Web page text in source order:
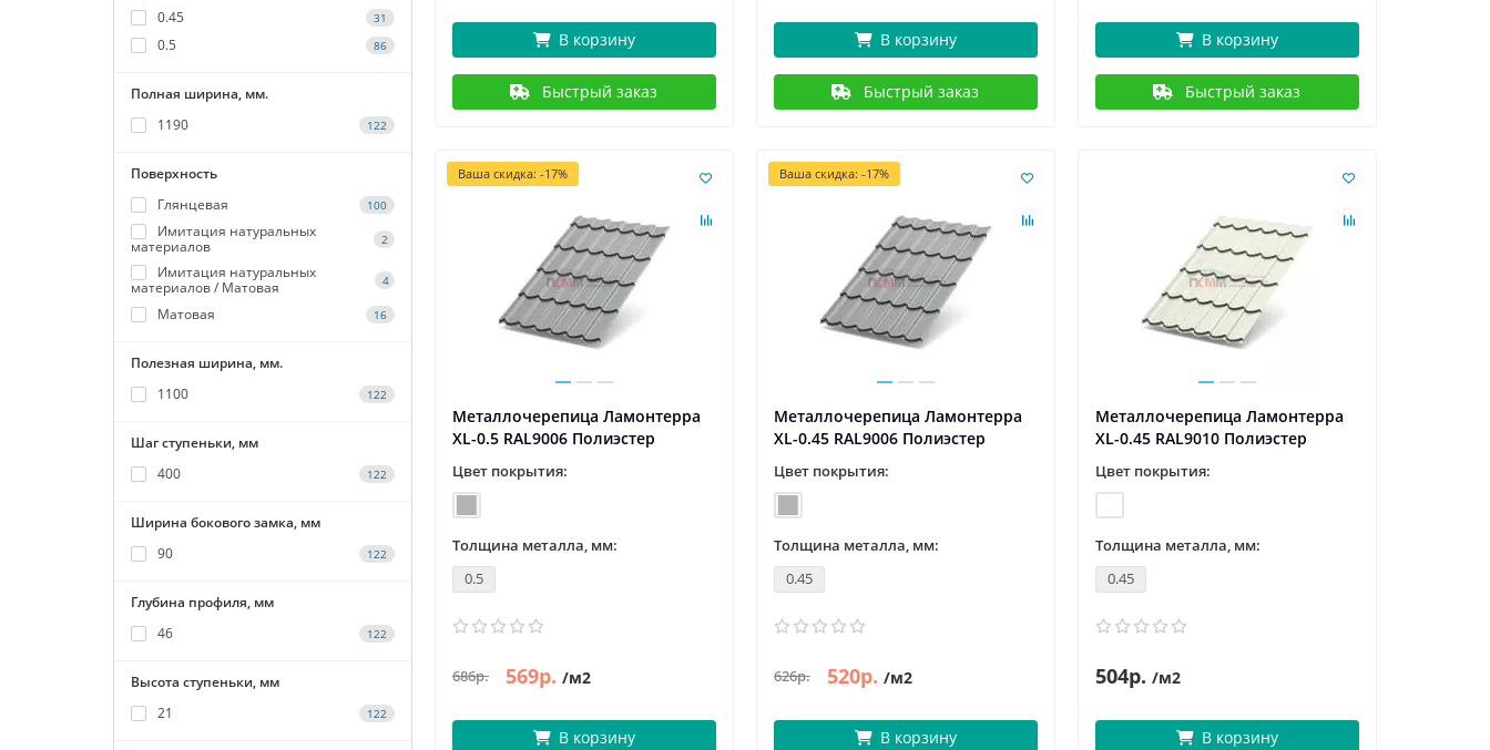
0.45 31
0.5 86
Полная ширина, мм.
1190
122
Поверхность
Глянцевая
100
Имитация натуральных
материалов
2
Имитация натуральных
материалов / Матовая
4
Матовая 16
Полезная ширина, мм.
1100
122
Шаг ступеньки, мм
400
122
Ширина бокового замка, мм
90
122
Глубина профиля, мм
46
122
Высота ступеньки, мм
21
122
В корзину
Быстрый заказ
В корзину
Быстрый заказ
В корзину
Быстрый заказ
Ваша скидка: -17%
Металлочерепица Ламонтерра
XL-0.5 RAL9006 Полиэстер
Цвет покрытия:
Толщина металла, мм:
0.5
686р. 569р. /м2
В корзину
Ваша скидка: -17%
Металлочерепица Ламонтерра
XL-0.45 RAL9006 Полиэстер
Цвет покрытия:
Толщина металла, мм:
0.45
626р. 520р. /м2
В корзину
Металлочерепица Ламонтерра
XL-0.45 RAL9010 Полиэстер
Цвет покрытия:
Толщина металла, мм:
0.45
504р. /м2
В корзину